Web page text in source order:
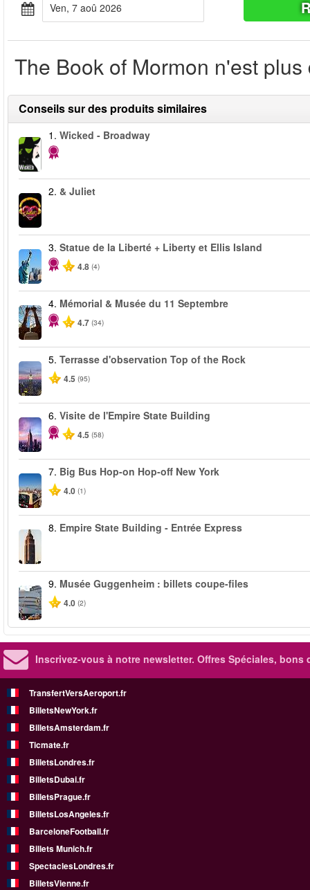
ven, 7 aoû 2026
The Book of Mormon n'est
Conseils sur des produits similaires
1. Wicked - Broadway
2. & Juliet
3. Statue de la Liberté + Liberty et Ellis Island
4.8 (4)
4. Mémorial & Musée du 11 Septembre
4.7 (34)
5. Terrasse d'observation Top of the Rock
4.5 (95)
6. Visite de l'Empire State Building
4.5 (58)
7. Big Bus Hop-on Hop-off New York
4.0 (1)
8. Empire State Building - Entrée Express
9. Musée Guggenheim : billets coupe-files
4.0 (2)
Inscrivez-vous à notre newsletter. Offres Spéciales, bons
TransfertVersAeroport.fr
BilletsNewYork.fr
BilletsAmsterdam.fr
Ticmate.fr
BilletsLondres.fr
BilletsDubai.fr
BilletsPrague.fr
BilletsLosAngeles.fr
BarceloneFootball.fr
Billets Munich.fr
SpectaclesLondres.fr
BilletsVienne.fr